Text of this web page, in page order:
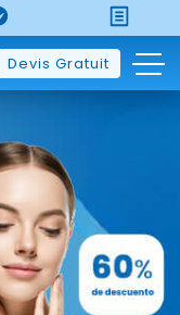
Devis Gratuit